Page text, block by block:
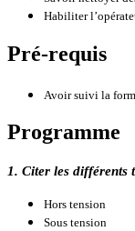
Habiliter
Pré-requis
Avoir suivi la
Programme
1. Citer les différents
Hors tension
Sous tension